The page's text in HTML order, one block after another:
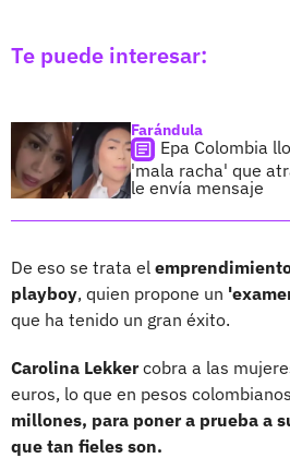
Te puede interesar:
Farándula
Epa Colombia
'mala racha' que
le envía mensaje
De eso se trata el
playboy, quien propone un
que ha tenido un gran éxito.
Carolina Lekkercobra a las
euros, lo que en pesos
millones, para poner a prueba a
que tan fieles son.